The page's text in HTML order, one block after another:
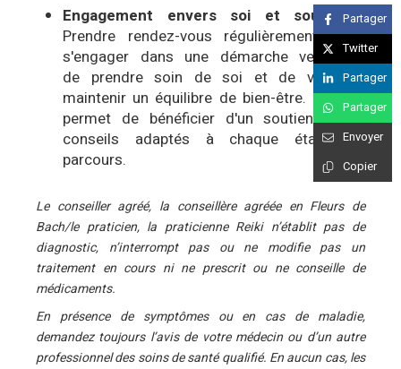
Engagement envers soi et soutien :
Prendre rendez-vous régulièrement, c'est
s'engager dans une démarche vertueuse
de prendre soin de soi et de veiller à
maintenir un équilibre de bien-être. Le suivi
permet de bénéficier d'un soutien et de
conseils adaptés à chaque étape du
parcours.
Le conseiller agréé, la conseillère agréée en Fleurs de
Bach/le praticien, la praticienne Reiki n’établit pas de
diagnostic, n’interrompt pas ou ne modifie pas un
traitement en cours ni ne prescrit ou ne conseille de
médicaments.
En présence de symptômes ou en cas de maladie,
demandez toujours l’avis de votre médecin ou d’un autre
professionnel des soins de santé qualifié. En aucun cas, les
Partager
Twitter
Partager
Partager
Envoyer
Copier